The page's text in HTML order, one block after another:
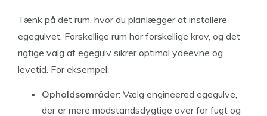
Tænk på det rum, hvor du planlægger at installere
egegulvet. Forskellige rum har forskellige krav, og det
rigtige valg af egegulv sikrer optimal ydeevne og
levetid. For eksempel:
Opholdsområder: Vælg engineered egegulve,
der er mere modstandsdygtige over for fugt og